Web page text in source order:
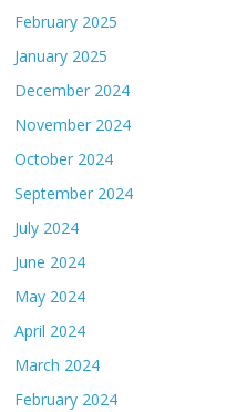
February 2025
January 2025
December 2024
November 2024
October 2024
September 2024
July 2024
June 2024
May 2024
April 2024
March 2024
February 2024